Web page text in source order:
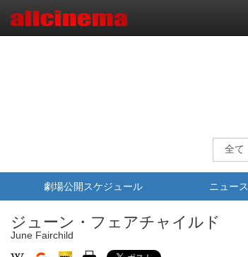
劇場公開スケジュール ニュース
ジューン・フェアチャイルド
June Fairchild